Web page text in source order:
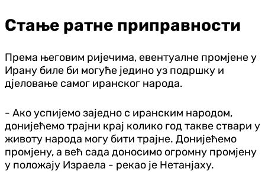
Стање ратне приправности
Према његовим ријечима, евентуалне промјене у
Ирану биле би могуће једино уз подршку и
дјеловање самог иранског народа.
- Ако успијемо заједно с иранским народом,
донијећемо трајни крај колико год такве ствари у
животу народа могу бити трајне. Донијећемо
промјену, а већ сада доносимо огромну промјену
у положају Израела - рекао је Нетанјаху.